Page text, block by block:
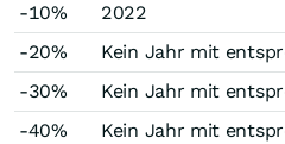
-10%
2022
-20%
Kein Jahr mit
-30%
Kein Jahr mit
-40%
Kein Jahr mit